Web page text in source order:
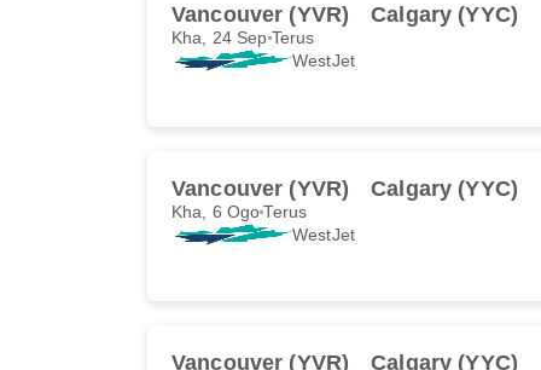
Vancouver (YVR) Calgary (YYC)
Kha, 24 Sep Terus
WestJet
Vancouver (YVR) Calgary (YYC)
Kha, 6 OgoTerus
WestJet
Vancouver (YVR) Calgary (YYC)